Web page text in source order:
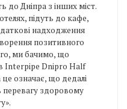
до Дніпра з інших міст.
підуть до кафе,
надходження
позитивного
ми бачимо, що
Interpipe Dnipro Half
означає, що дедалі
здоровому